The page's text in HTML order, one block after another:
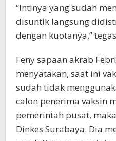
“Intinya yang sudah
disuntik langsung
dengan kuotanya,”
Feny sapaan akrab
menyatakan, saat ini
sudah tidak
calon penerima vaksin
pemerintah pusat,
Dinkes Surabaya. Dia